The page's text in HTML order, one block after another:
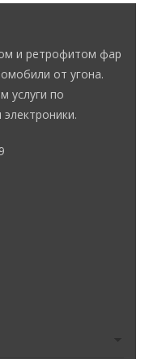
и ретрофитом фар
от угона.
услуги по